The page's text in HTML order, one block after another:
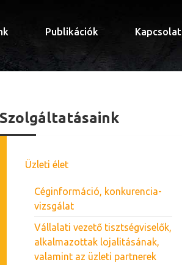
Publikációk Kapcsolat
Szolgáltatásaink
Üzleti élet
Céginformáció, konkurencia-
vizsgálat
Vállalati vezető tisztségviselők,
alkalmazottak lojalitásának,
valamint az üzleti partnerek